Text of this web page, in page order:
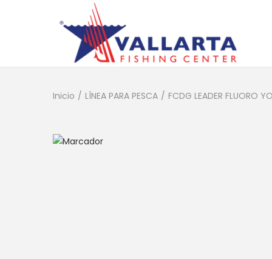
Inicio / LÍNEA PARA PESCA / FCDG LEADER FLUORO